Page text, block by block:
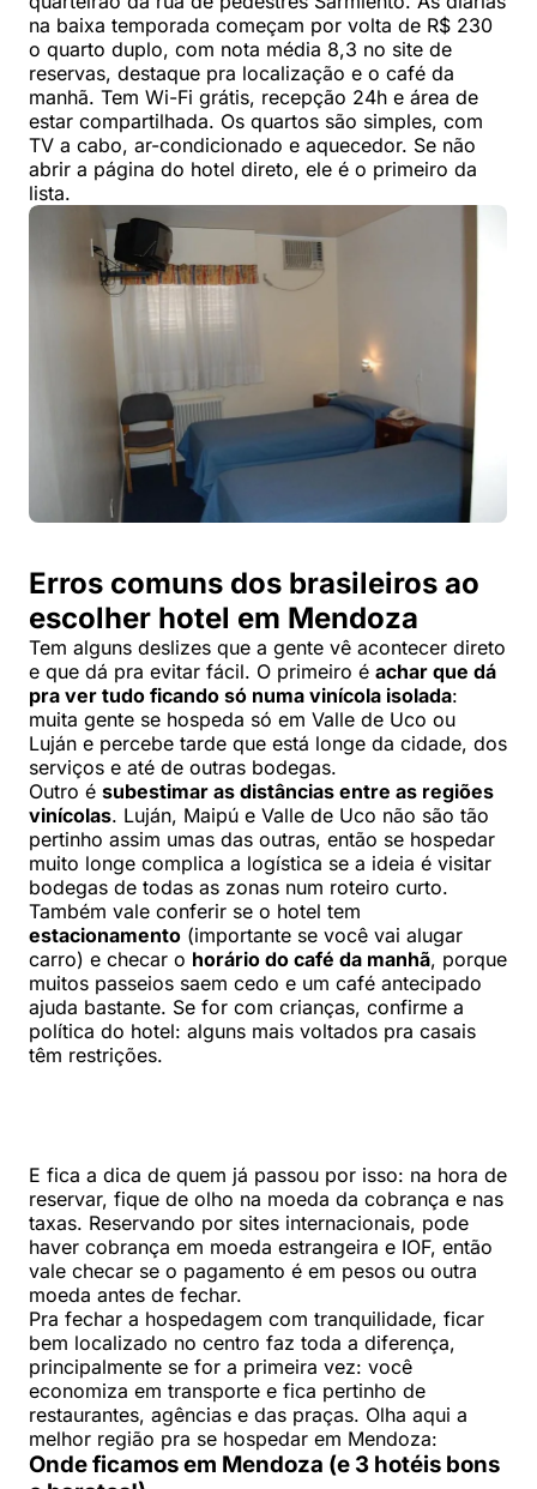
na baixa temporada começam por volta de R$ 230
o quarto duplo, com nota média 8,3 no site de
reservas, destaque pra localização e o café da
manhã. Tem Wi-Fi grátis, recepção 24h e área de
estar compartilhada. Os quartos são simples, com
TV a cabo, ar-condicionado e aquecedor. Se não
abrir a página do hotel direto, ele é o primeiro da
lista.
Erros comuns dos brasileiros ao
escolher hotel em Mendoza
Tem alguns deslizes que a gente vê acontecer direto
e que dá pra evitar fácil. O primeiro é achar que dá
pra ver tudo ficando só numa vinícola isolada:
muita gente se hospeda só em Valle de Uco ou
Luján e percebe tarde que está longe da cidade, dos
serviços e até de outras bodegas.
Outro é subestimar as distâncias entre as regiões
vinícolas. Luján, Maipú e Valle de Uco não são tão
pertinho assim umas das outras, então se hospedar
muito longe complica a logística se a ideia é visitar
bodegas de todas as zonas num roteiro curto.
Também vale conferir se o hotel tem
estacionamento (importante se você vai alugar
carro) e checar o horário do café da manhã, porque
muitos passeios saem cedo e um café antecipado
ajuda bastante. Se for com crianças, confirme a
política do hotel: alguns mais voltados pra casais
têm restrições.
E fica a dica de quem já passou por isso: na hora de
reservar, fique de olho na moeda da cobrança e nas
taxas. Reservando por sites internacionais, pode
haver cobrança em moeda estrangeira e IOF, então
vale checar se o pagamento é em pesos ou outra
moeda antes de fechar.
Pra fechar a hospedagem com tranquilidade, ficar
bem localizado no centro faz toda a diferença,
principalmente se for a primeira vez: você
economiza em transporte e fica pertinho de
restaurantes, agências e das praças. Olha aqui a
melhor região pra se hospedar em Mendoza:
Onde ficamos em Mendoza (e 3 hotéis bons